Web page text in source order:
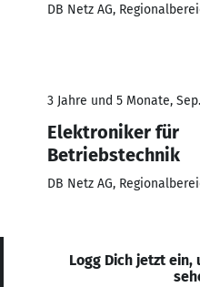
DB Netz AG,
3 Jahre und 5 Monate,
Elektroniker für
Betriebstechnik
DB Netz AG,
Logg Dich jetzt ein,